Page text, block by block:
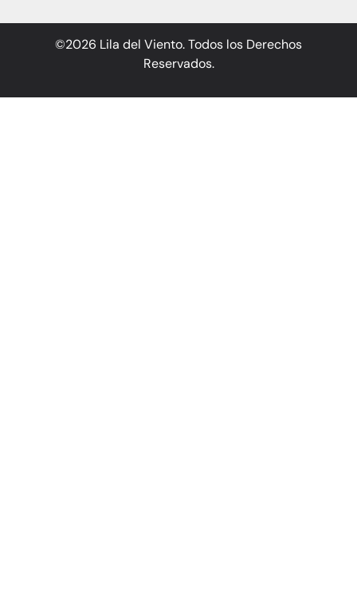
©2026 Lila del Viento. Todos los Derechos
Reservados.